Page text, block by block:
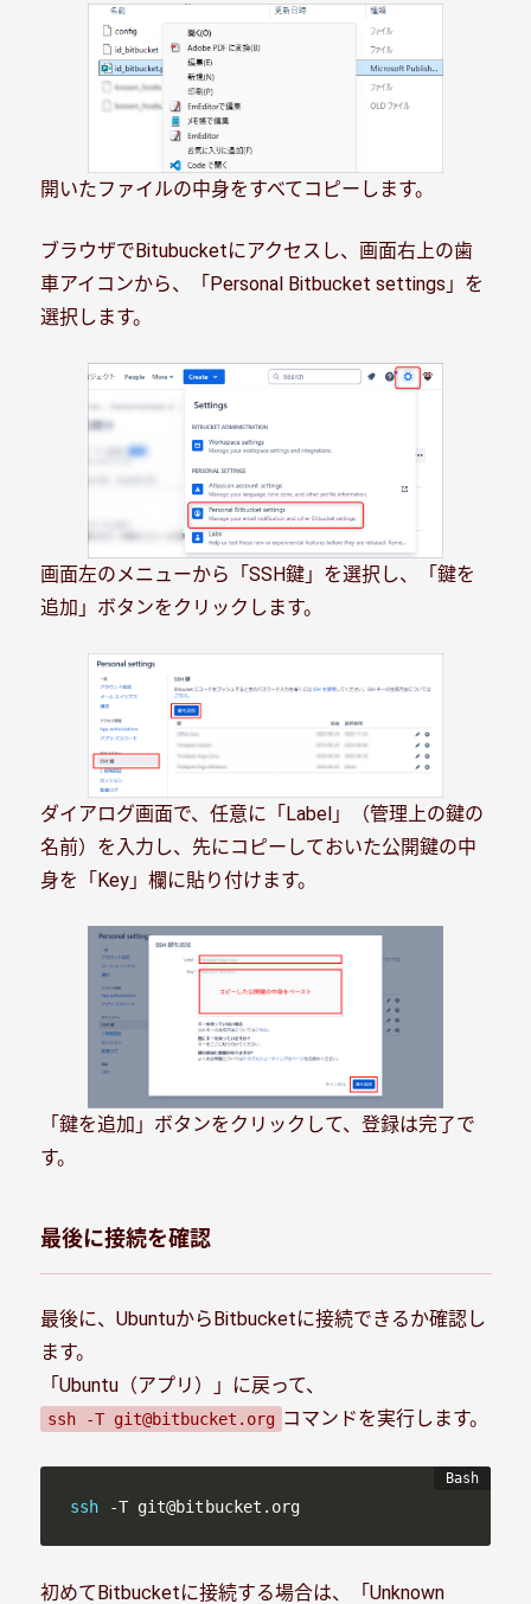
開いたファイルの中身をすべてコピーします。
ブラウザでBitubucketにアクセスし、画面右上の歯
車アイコンから、「Personal Bitbucket settings」を
選択します。
画面左のメニューから「SSH鍵」を選択し、「鍵を
追加」ボタンをクリックします。
ダイアログ画面で、任意に「Label」（管理上の鍵の
名前）を入力し、先にコピーしておいた公開鍵の中
身を「Key」欄に貼り付けます。
「鍵を追加」ボタンをクリックして、登録は完了で
す。
最後に接続を確認
最後に、UbuntuからBitbucketに接続できるか確認し
ます。
「Ubuntu（アプリ）」に戻って、
ssh -T git@bitbucket.org コマンドを実行します。
ssh -T git@bitbucket.org
初めてBitbucketに接続する場合は、「Unknown